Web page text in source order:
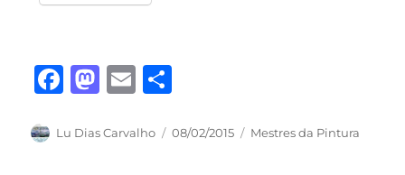
F
c
M
st
E
ai a
Autor
Lu Dias Carvalho
Publicado
08/02/2015 Categorias
Mestres da Pintura